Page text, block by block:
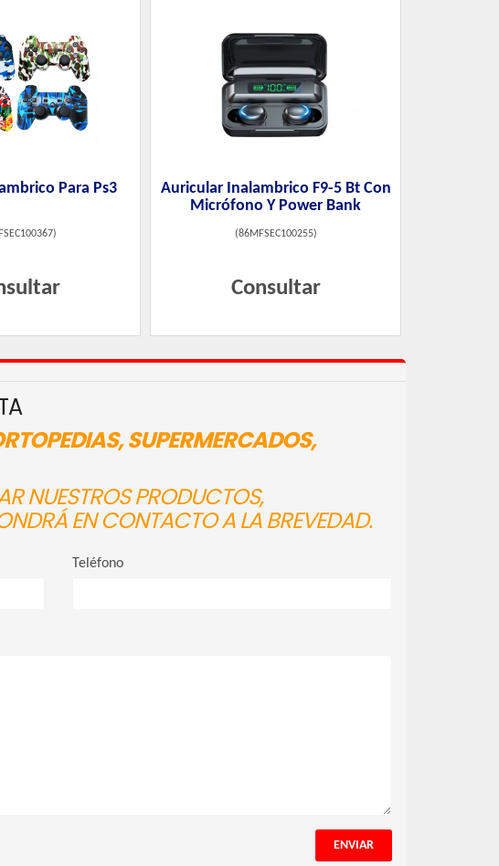
Para Ps3
)
Auricular Inalambrico F9-5 Bt Con
Micrófono Y Power Bank
(86MFSEC100255)
Consultar
SUPERMERCADOS,
NUESTROS PRODUCTOS,
EN CONTACTO A LA BREVEDAD.
Teléfono
ENVIAR